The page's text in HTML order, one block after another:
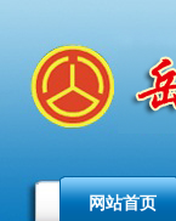
网站首页